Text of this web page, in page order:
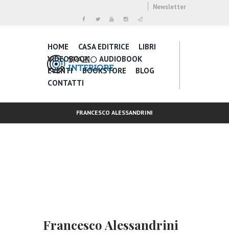
Newsletter
HOME CASA EDITRICE
LIBRI
VIDEOBOOK
AUDIOBOOK
EVENTI
BOOKSTORE
BLOG
CONTATTI
FRANCESCO ALESSANDRINI
Francesco Alessandrini